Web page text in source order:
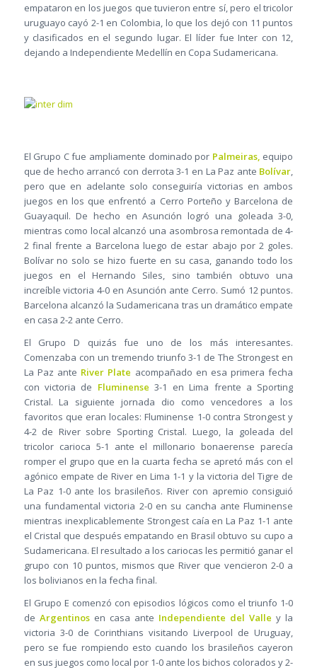
empataron en los juegos que tuvieron entre sí, pero el tricolor
uruguayo cayó 2-1 en Colombia, lo que los dejó con 11 puntos
y clasificados en el segundo lugar. El líder fue Inter con 12,
dejando a Independiente Medellín en Copa Sudamericana.
El Grupo C fue ampliamente dominado por Palmeiras, equipo
que de hecho arrancó con derrota 3-1 en La Paz ante Bolívar,
pero que en adelante solo conseguiría victorias en ambos
juegos en los que enfrentó a Cerro Porteño y Barcelona de
Guayaquil. De hecho en Asunción logró una goleada 3-0,
mientras como local alcanzó una asombrosa remontada de 4-
2 final frente a Barcelona luego de estar abajo por 2 goles.
Bolívar no solo se hizo fuerte en su casa, ganando todo los
juegos en el Hernando Siles, sino también obtuvo una
increíble victoria 4-0 en Asunción ante Cerro. Sumó 12 puntos.
Barcelona alcanzó la Sudamericana tras un dramático empate
en casa 2-2 ante Cerro.
El Grupo D quizás fue uno de los más interesantes.
Comenzaba con un tremendo triunfo 3-1 de The Strongest en
La Paz ante River Plate acompañado en esa primera fecha
con victoria de Fluminense 3-1 en Lima frente a Sporting
Cristal. La siguiente jornada dio como vencedores a los
favoritos que eran locales: Fluminense 1-0 contra Strongest y
4-2 de River sobre Sporting Cristal. Luego, la goleada del
tricolor carioca 5-1 ante el millonario bonaerense parecía
romper el grupo que en la cuarta fecha se apretó más con el
agónico empate de River en Lima 1-1 y la victoria del Tigre de
La Paz 1-0 ante los brasileños. River con apremio consiguió
una fundamental victoria 2-0 en su cancha ante Fluminense
mientras inexplicablemente Strongest caía en La Paz 1-1 ante
el Cristal que después empatando en Brasil obtuvo su cupo a
Sudamericana. El resultado a los cariocas les permitió ganar el
grupo con 10 puntos, mismos que River que vencieron 2-0 a
los bolivianos en la fecha final.
El Grupo E comenzó con episodios lógicos como el triunfo 1-0
de Argentinosen casa ante Independiente del Valle y la
victoria 3-0 de Corinthians visitando Liverpool de Uruguay,
pero se fue rompiendo esto cuando los brasileños cayeron
en sus juegos como local por 1-0 ante los bichos colorados y 2-